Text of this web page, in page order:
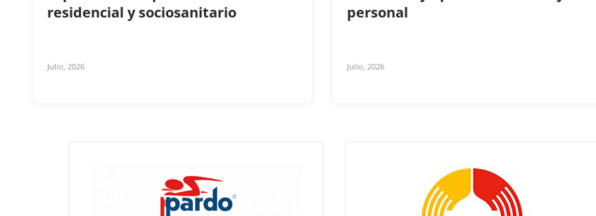
residencial y sociosanitario
Julio, 2026
personal
Julio, 2026